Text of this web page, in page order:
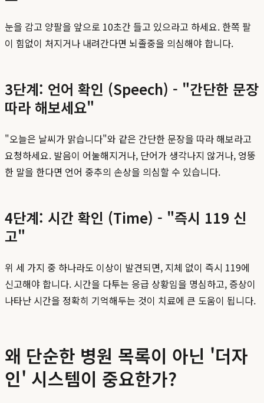
눈을 감고 양팔을 앞으로 10초간 들고 있으라고 하세요. 한쪽 팔
이 힘없이 처지거나 내려간다면 뇌졸중을 의심해야 합니다.
3단계: 언어 확인 (Speech) - "간단한 문장
따라 해보세요"
"오늘은 날씨가 맑습니다"와 같은 간단한 문장을 따라 해보라고
요청하세요. 발음이 어눌해지거나, 단어가 생각나지 않거나, 엉뚱
한 말을 한다면 언어 중추의 손상을 의심할 수 있습니다.
4단계: 시간 확인 (Time) - "즉시 119 신
고"
위 세 가지 중 하나라도 이상이 발견되면, 지체 없이 즉시 119에
신고해야 합니다. 시간을 다투는 응급 상황임을 명심하고, 증상이
나타난 시간을 정확히 기억해두는 것이 치료에 큰 도움이 됩니다.
왜 단순한 병원 목록이 아닌 '더자
인' 시스템이 중요한가?